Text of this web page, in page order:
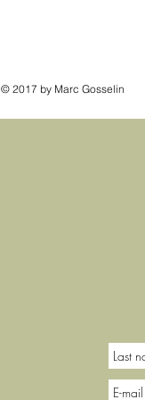
© 2017 by Marc Gosselin